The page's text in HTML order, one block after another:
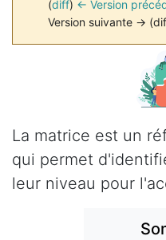
(diff) ← Version
Version suivante →
La matrice est un
qui permet
leur niveau pour